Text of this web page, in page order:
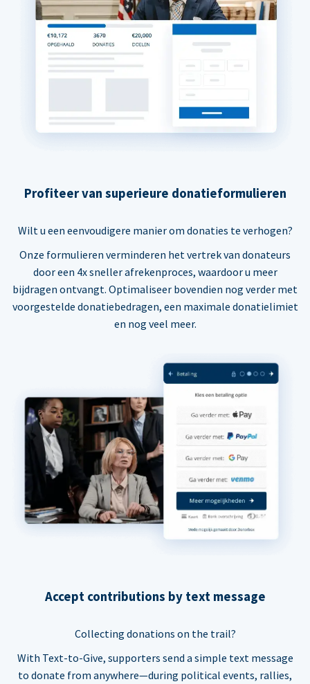
Profiteer van superieure donatieformulieren
Wilt u een eenvoudigere manier om donaties te verhogen?
Onze formulieren verminderen het vertrek van donateurs
door een 4x sneller afrekenproces, waardoor u meer
bijdragen ontvangt. Optimaliseer bovendien nog verder met
voorgestelde donatiebedragen, een maximale donatielimiet
en nog veel meer.
Accept contributions by text message
Collecting donations on the trail?
With Text-to-Give, supporters send a simple text message
to donate from anywhere—during political events, rallies,